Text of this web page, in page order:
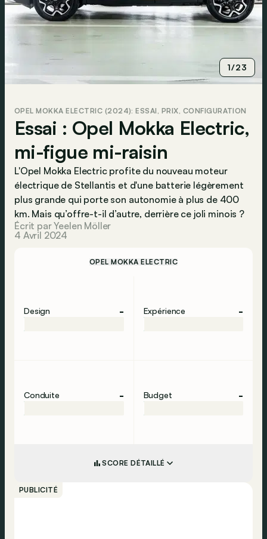
1/23
OPEL MOKKA ELECTRIC (2024): ESSAI, PRIX, CONFIGURATION
Essai : Opel Mokka Electric,
mi-figue mi-raisin
L'Opel Mokka Electric profite du nouveau moteur
électrique de Stellantis et d'une batterie légèrement
plus grande qui porte son autonomie à plus de 400
km. Mais qu’offre-t-il d’autre, derrière ce joli minois ?
Écrit par Yeelen Möller
4 Avril 2024
OPEL MOKKA ELECTRIC
Design - Expérience -
Conduite - Budget -
SCORE DÉTAILLÉ
PUBLICITÉ